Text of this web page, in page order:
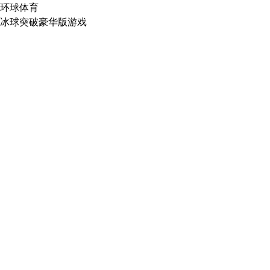
环球体育
冰球突破豪华版游戏